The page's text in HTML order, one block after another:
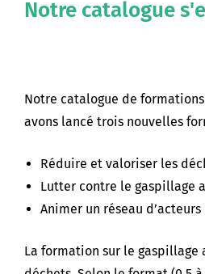
Notre catalogue
Notre catalogue de
avons lancé trois nouvelles
Réduire et valoriser les
Lutter contre le gaspillage
Animer un réseau
La formation sur le gaspillage